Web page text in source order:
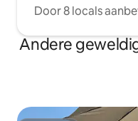
Door 8 locals
Andere